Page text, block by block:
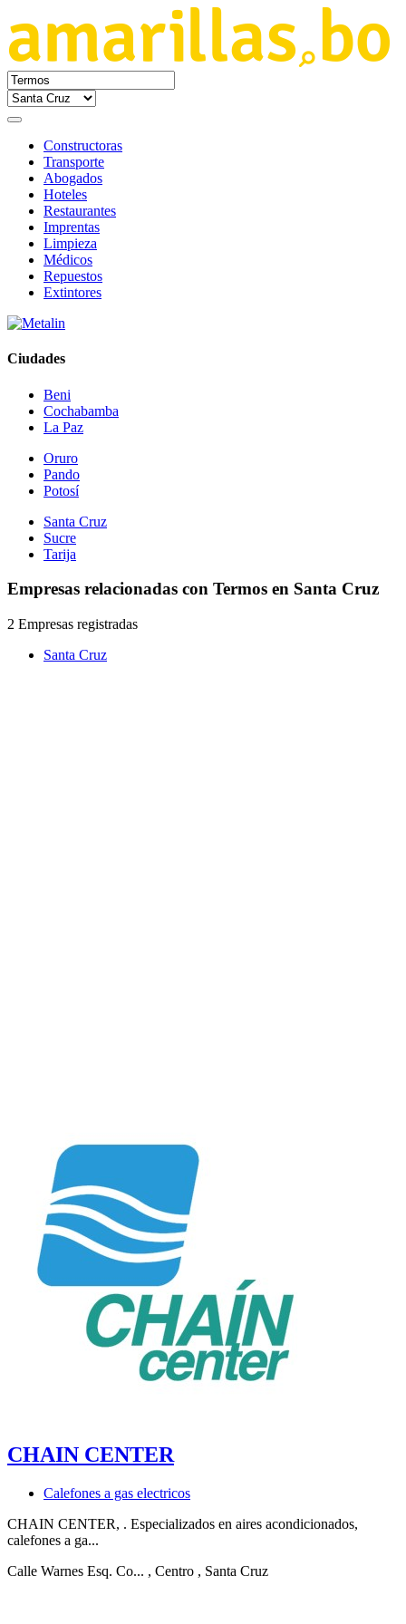
Constructoras
Transporte
Abogados
Hoteles
Restaurantes
Imprentas
Limpieza
Médicos
Repuestos
Extintores
Ciudades
Beni
Cochabamba
La Paz
Oruro
Pando
Potosí
Santa Cruz
Sucre
Tarija
Empresas relacionadas con Termos en Santa Cruz
2 Empresas registradas
Santa Cruz
CHAIN CENTER
Calefones a gas electricos
CHAIN CENTER, . Especializados en aires acondicionados,
calefones a ga...
Calle Warnes Esq. Co... , Centro , Santa Cruz